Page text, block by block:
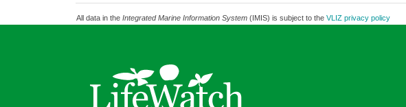
All data in the Integrated Marine Information System(IMIS) is subject to the VLIZ privacy policy